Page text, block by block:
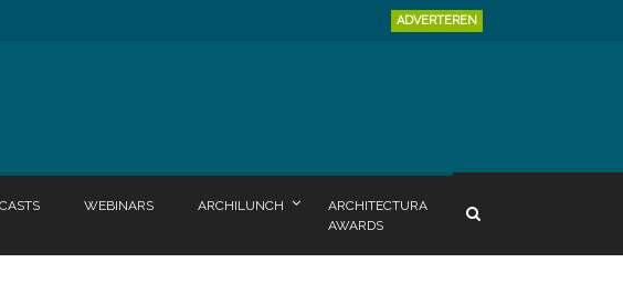
ADVERTEREN
WEBINARS ARCHILUNCH
ARCHITECTURA
AWARDS